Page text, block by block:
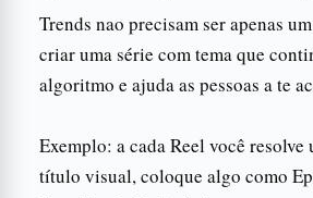
Trends nao precisam ser apenas
criar uma série com tema que
algoritmo e ajuda as pessoas a te
Exemplo: a cada Reel você
título visual, coloque algo como